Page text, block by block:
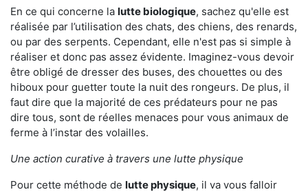
En ce qui concerne la lutte biologique, sachez qu'elle est
réalisée par l’utilisation des chats, des chiens, des renards,
ou par des serpents. Cependant, elle n'est pas si simple à
réaliser et donc pas assez évidente. Imaginez-vous devoir
être obligé de dresser des buses, des chouettes ou des
hiboux pour guetter toute la nuit des rongeurs. De plus, il
faut dire que la majorité de ces prédateurs pour ne pas
dire tous, sont de réelles menaces pour vous animaux de
ferme à l’instar des volailles.
Une action curative à travers une lutte physique
Pour cette méthode de lutte physique, il va vous falloir